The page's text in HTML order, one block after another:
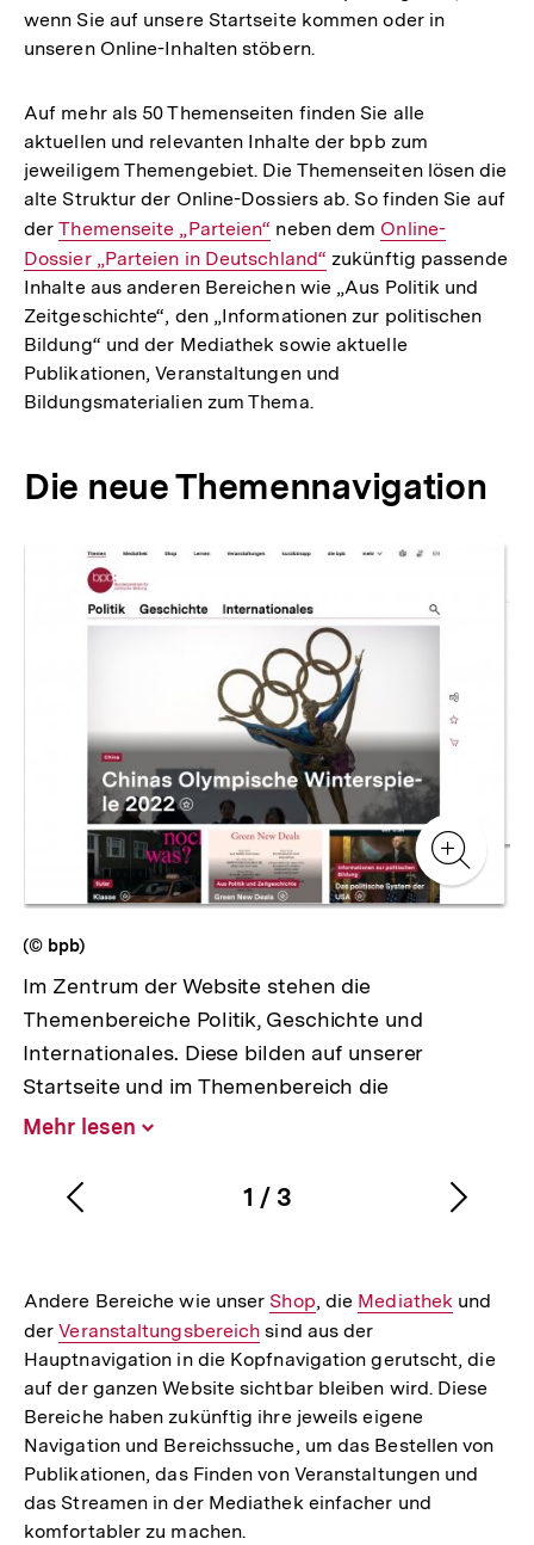
wenn Sie auf unsere Startseite kommen oder in
unseren Online-Inhalten stöbern.
Auf mehr als 50 Themenseiten finden Sie alle
aktuellen und relevanten Inhalte der bpb zum
jeweiligem Themengebiet. Die Themenseiten lösen die
alte Struktur der Online-Dossiers ab. So finden Sie auf
derInterner
Link:
Themenseite „Parteien“ neben dem Interner
Link:
Online-
Dossier „Parteien in Deutschland“zukünftig passende
Inhalte aus anderen Bereichen wie „Aus Politik und
Zeitgeschichte“, den „Informationen zur politischen
Bildung“ und der Mediathek sowie aktuelle
Publikationen, Veranstaltungen und
Bildungsmaterialien zum Thema.
Die neue Themennavigation
Inhaltskarussell
überspringen
Zur
Zur
Galerieansicht
(© bpb)
Im Zentrum der Website stehen die
Themenbereiche Politik, Geschichte und
Internationales. Diese bilden auf unserer
Startseite und im Themenbereich die
Mehr lesen
Karussellinhalt
1
von
/ 3
Vorherigen
Andere Bereiche wie unser Interner
Link:
Shop, die Interner
Link:
Mediathek und
derInterner
Link:
Veranstaltungsbereich sind aus der
Hauptnavigation in die Kopfnavigation gerutscht, die
auf der ganzen Website sichtbar bleiben wird. Diese
Bereiche haben zukünftig ihre jeweils eigene
Navigation und Bereichssuche, um das Bestellen von
Publikationen, das Finden von Veranstaltungen und
das Streamen in der Mediathek einfacher und
komfortabler zu machen.